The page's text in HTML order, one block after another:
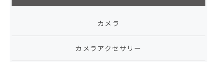
カメラ
カメラアクセサリー